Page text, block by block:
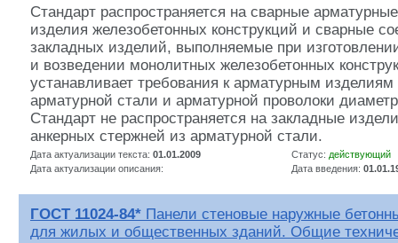
Стандарт распространяется на сварные
изделия железобетонных конструкций и сварные
закладных изделий, выполняемые при
и возведении монолитных железобетонных
устанавливает требования к арматурным
арматурной стали и арматурной проволоки
Стандарт не распространяется на закладные
анкерных стержней из арматурной стали.
Дата актуализации текста: 01.01.2009 Статус: действующий
Дата актуализации описания:
Дата введения:
ГОСТ 11024-84* Панели стеновые наружные
для жилых и общественных зданий. Общие